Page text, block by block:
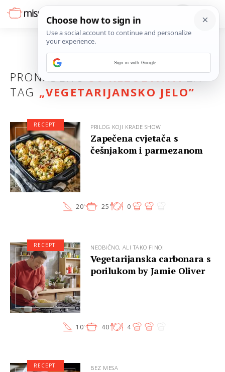
PRONAĐENO50 REZULTATAZA
TAG „VEGETARIJANSKO JELO”
PRILOG KOJI KRADE SHOW
Zapečena cvjetača s
češnjakom i parmezanom
20' 25' 0
RECEPTI
NEOBIČNO, ALI TAKO FINO!
Vegetarijanska carbonara s
porilukom by Jamie Oliver
10' 40' 4
RECEPTI
BEZ MESA
RECEPTI
Sign in with Google